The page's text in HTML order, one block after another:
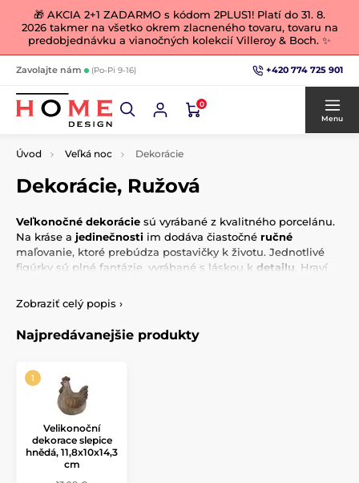
🎁 AKCIA 2+1 ZADARMO s kódom 2PLUS1! Platí do 31. 8.
2026 takmer na všetko okrem zlacneného tovaru, tovaru na
predobjednávku a vianočných kolekcií Villeroy & Boch. ✨
Zavolajte nám (Po-Pi 9-16) +420 774 725 901
0
Menu
Úvod Veľká noc Dekorácie
Dekorácie, Ružová
Veľkonočné dekorácie sú vyrábané z kvalitného porcelánu.
Na kráse a jedinečnosti im dodáva čiastočné ručné
maľovanie, ktoré prebúdza postavičky k životu. Jednotlivé
figúrky sú plné fantázie, vyrábané s láskou k detailu . Hraví
dušu aozdobili
vašu domácnosť v čase veľkonočných
sviatkov. A ak si zajačikmi zamilujete, môžu zdobiť váš
prestretý stôl aj počas celého roka.
Zobraziť celý popis ›
Najpredávanejšie produkty
Velikonoční
dekorace slepice
hnědá, 11,8x10x14,3
cm